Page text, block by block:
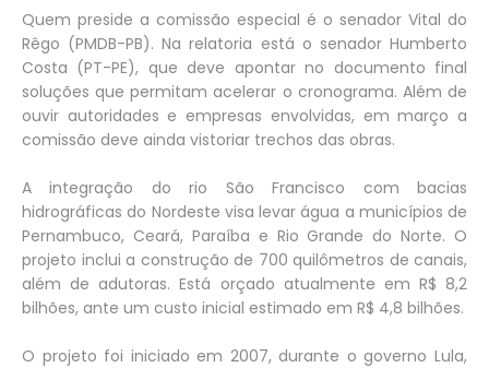
Quem preside a comissão especial é o senador Vital do
Rêgo (PMDB-PB). Na relatoria está o senador Humberto
Costa (PT-PE), que deve apontar no documento final
soluções que permitam acelerar o cronograma. Além de
ouvir autoridades e empresas envolvidas, em março a
comissão deve ainda vistoriar trechos das obras.
A integração do rio São Francisco com bacias
hidrográficas do Nordeste visa levar água a municípios de
Pernambuco, Ceará, Paraíba e Rio Grande do Norte. O
projeto inclui a construção de 700 quilômetros de canais,
além de adutoras. Está orçado atualmente em R$ 8,2
bilhões, ante um custo inicial estimado em R$ 4,8 bilhões.
O projeto foi iniciado em 2007, durante o governo Lula,